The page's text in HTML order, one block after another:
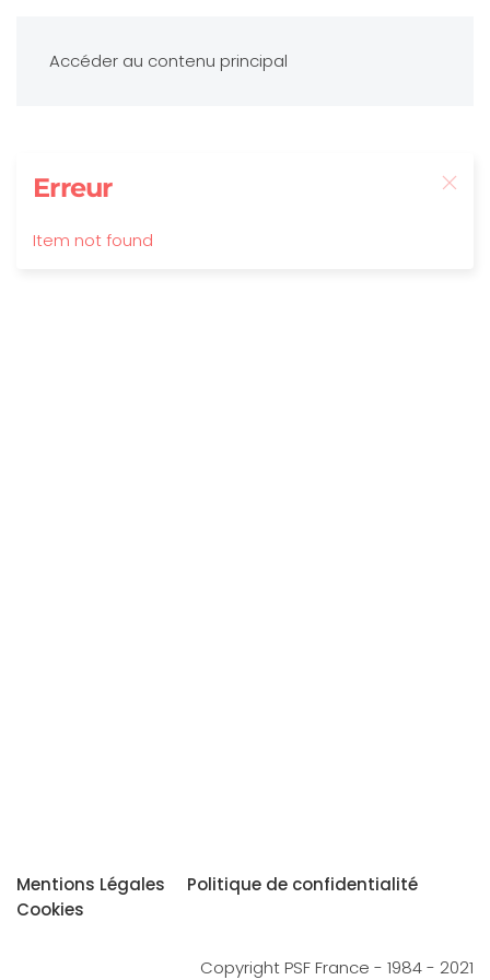
Accéder au contenu principal
Erreur
Item not found
Mentions Légales
Politique de confidentialité
Cookies
Copyright PSF France - 1984 - 2021